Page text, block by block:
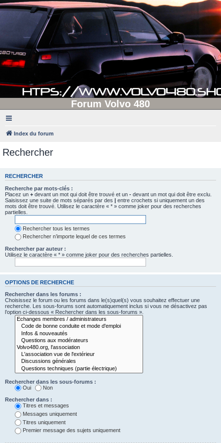
Forum Volvo 480
Index du forum
Rechercher
RECHERCHER
Recherche par mots-clés :
Placez un + devant un mot qui doit être trouvé et un - devant un mot qui doit être exclu.
Saisissez une suite de mots séparés par des | entre crochets si uniquement un des
mots doit être trouvé. Utilisez le caractère « * » comme joker pour des recherches
partielles.
Rechercher tous les termes
Rechercher n’importe lequel de ces termes
Rechercher par auteur :
Utilisez le caractère « * » comme joker pour des recherches partielles.
OPTIONS DE RECHERCHE
Rechercher dans les forums :
Choisissez le forum ou les forums dans le(s)quel(s) vous souhaitez effectuer une
recherche. Les sous-forums sont automatiquement inclus si vous ne désactivez pas
l’option ci-dessous « Rechercher dans les sous-forums ».
Rechercher dans les sous-forums :
Oui
Non
Rechercher dans :
Titres et messages
Messages uniquement
Titres uniquement
Premier message des sujets uniquement